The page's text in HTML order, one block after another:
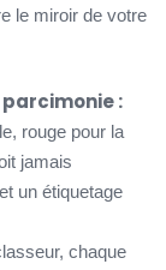
le miroir de votre
:
rouge pour la
jamais
un étiquetage
chaque